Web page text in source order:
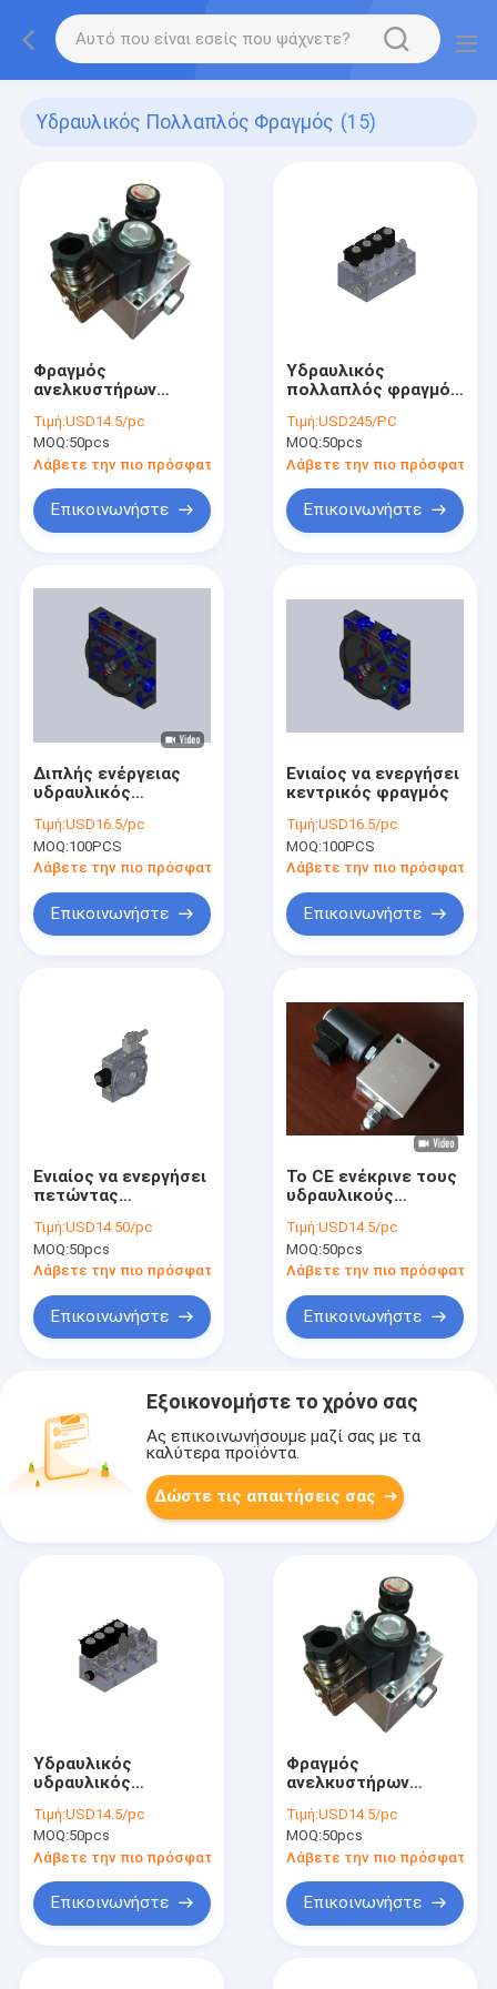
Υδραυλικός Πολλαπλός Φραγμός (15)
Φραγμός
ανελκυστήρων
με τη βαλβίδα
Τιμή:USD14.5/pc
MOQ:50pcs
Λάβετε την πιο πρόσφατη τιμή
Επικοινωνήστε
Υδραυλικός
πολλαπλός φραγμός
ισχύος
Τιμή:USD245/PC
MOQ:50pcs
Λάβετε την πιο πρόσφατη
Επικοινωνήστε
Διπλής ενέργειας
υδραυλικός
πολλαπλός φραγμός
μονάδων ισχύος
Τιμή:USD16.5/pc
MOQ:100PCS
Λάβετε την πιο πρόσφατη τιμή
Επικοινωνήστε
Ενιαίος να ενεργήσει
κεντρικός φραγμός
Τιμή:USD16.5/pc
MOQ:100PCS
Λάβετε την πιο πρόσφατη
Επικοινωνήστε
Ενιαίος να ενεργήσει
πετώντας
πολλαπλός φραγμός
αργιλίου για το
πακέτο δύναμης
Τιμή:USD14.50/pc
MOQ:50pcs
Λάβετε την πιο πρόσφατη τιμή
Επικοινωνήστε
Το CE ενέκρινε τους
υδραυλικούς
φραγμούς βαλβίδων
σωληνοειδών για το
σύστημα
Τιμή:USD14.5/pc
MOQ:50pcs
Λάβετε την πιο πρόσφατη
Επικοινωνήστε
Εξοικονομήστε το χρόνο σας
Ας επικοινωνήσουμε μαζί σας με τα
καλύτερα προϊόντα.
Δώστε τις απαιτήσεις σας
Υδραυλικός
υδραυλικός
κυλίνδρων
ανελκυστήρων με τις
βαλβίδες κασετών
σωληνοειδών
Τιμή:USD14.5/pc
MOQ:50pcs
Λάβετε την πιο πρόσφατη τιμή
Επικοινωνήστε
Φραγμός
ανελκυστήρων
με τη βαλβίδα
Τιμή:USD14.5/pc
MOQ:50pcs
Λάβετε την πιο πρόσφατη
Επικοινωνήστε